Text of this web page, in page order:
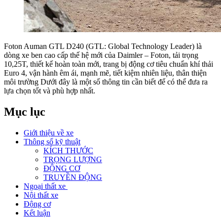
Foton Auman GTL D240 (GTL: Global Technology Leader) là
dòng xe ben cao cấp thế hệ mới của Daimler – Foton, tải trọng
10,25T, thiết kế hoàn toàn mới, trang bị động cơ tiêu chuẩn khí thải
Euro 4, vận hành êm ái, mạnh mẽ, tiết kiệm nhiên liệu, thân thiện
môi trường Dưới đây là một số thông tin cần biết để có thể đưa ra
lựa chọn tốt và phù hợp nhất.
Mục lục
Giới thiệu về xe
Thông số kỹ thuật
KÍCH THƯỚC
TRỌNG LƯỢNG
ĐỘNG CƠ
TRUYỀN ĐỘNG
Ngoại thất xe
Nội thất xe
Động cơ
Kết luận